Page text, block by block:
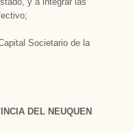
Societario de la
DEL NEUQUEN